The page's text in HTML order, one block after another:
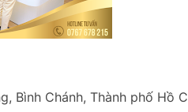
Bình Chánh, Thành phố Hồ